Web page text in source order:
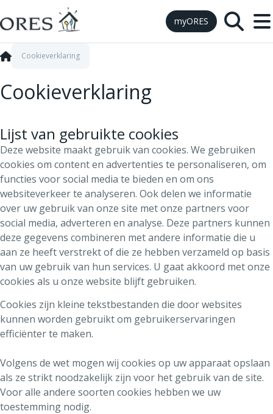
Skip to Content
myORES
Cookieverklaring
Cookieverklaring
Lijst van gebruikte cookies
Deze website maakt gebruik van cookies. We gebruiken
cookies om content en advertenties te personaliseren, om
functies voor social media te bieden en om ons
websiteverkeer te analyseren. Ook delen we informatie
over uw gebruik van onze site met onze partners voor
social media, adverteren en analyse. Deze partners kunnen
deze gegevens combineren met andere informatie die u
aan ze heeft verstrekt of die ze hebben verzameld op basis
van uw gebruik van hun services. U gaat akkoord met onze
cookies als u onze website blijft gebruiken.
Cookies zijn kleine tekstbestanden die door websites
kunnen worden gebruikt om gebruikerservaringen
efficiënter te maken.
Volgens de wet mogen wij cookies op uw apparaat opslaan
als ze strikt noodzakelijk zijn voor het gebruik van de site.
Voor alle andere soorten cookies hebben we uw
toestemming nodig.